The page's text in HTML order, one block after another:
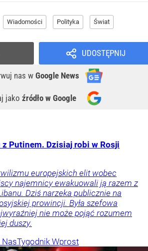
Wiadomości Polityka Świat
UDOSTĘPNIJ
nas w Google News
jako źródło w Google
z Putinem. Dzisiaj robi w Rosji
europejskich elit wobec
najemnicy ewakuowali ją razem z
Dziś narzeka publicznie na
prowincji. Była szefowa
nie może pojąć rozumem
duszy.
NasTygodnik Wprost